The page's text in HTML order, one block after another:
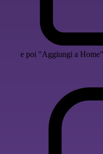
e poi "Aggiungi a Home"